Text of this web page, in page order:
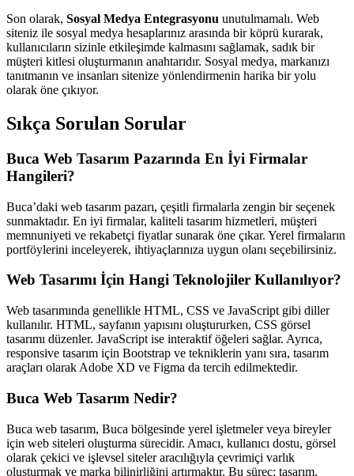
Son olarak, Sosyal Medya Entegrasyonu unutulmamalı. Web
siteniz ile sosyal medya hesaplarınız arasında bir köprü kurarak,
kullanıcıların sizinle etkileşimde kalmasını sağlamak, sadık bir
müşteri kitlesi oluşturmanın anahtarıdır. Sosyal medya, markanızı
tanıtmanın ve insanları sitenize yönlendirmenin harika bir yolu
olarak öne çıkıyor.
Sıkça Sorulan Sorular
Buca Web Tasarım Pazarında En İyi Firmalar
Hangileri?
Buca’daki web tasarım pazarı, çeşitli firmalarla zengin bir seçenek
sunmaktadır. En iyi firmalar, kaliteli tasarım hizmetleri, müşteri
memnuniyeti ve rekabetçi fiyatlar sunarak öne çıkar. Yerel firmaların
portföylerini inceleyerek, ihtiyaçlarınıza uygun olanı seçebilirsiniz.
Web Tasarımı İçin Hangi Teknolojiler Kullanılıyor?
Web tasarımında genellikle HTML, CSS ve JavaScript gibi diller
kullanılır. HTML, sayfanın yapısını oluştururken, CSS görsel
tasarımı düzenler. JavaScript ise interaktif öğeleri sağlar. Ayrıca,
responsive tasarım için Bootstrap ve tekniklerin yanı sıra, tasarım
araçları olarak Adobe XD ve Figma da tercih edilmektedir.
Buca Web Tasarım Nedir?
Buca web tasarım, Buca bölgesinde yerel işletmeler veya bireyler
için web siteleri oluşturma sürecidir. Amacı, kullanıcı dostu, görsel
olarak çekici ve işlevsel siteler aracılığıyla çevrimiçi varlık
oluşturmak ve marka bilinirliğini artırmaktır. Bu süreç; tasarım,